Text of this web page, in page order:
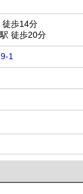
徒歩14分
徒歩20分
1